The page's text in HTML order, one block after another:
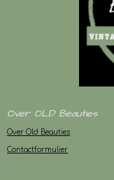
Over OLD Beauties
Over Old Beauties
Contactformulier